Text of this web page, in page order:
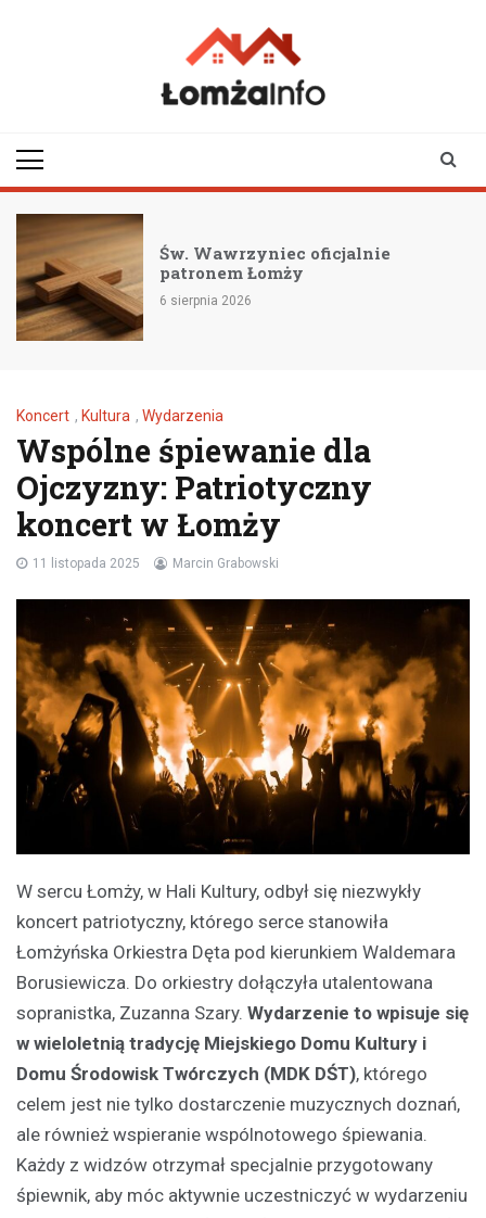
Św. Wawrzyniec oficjalnie
patronem Łomży
6 sierpnia 2026
Koncert , Kultura , Wydarzenia
Wspólne śpiewanie dla
Ojczyzny: Patriotyczny
koncert w Łomży
11 listopada 2025 Marcin Grabowski
W sercu Łomży, w Hali Kultury, odbył się niezwykły
koncert patriotyczny, którego serce stanowiła
Łomżyńska Orkiestra Dęta pod kierunkiem Waldemara
Borusiewicza. Do orkiestry dołączyła utalentowana
sopranistka, Zuzanna Szary. Wydarzenie to wpisuje się
w wieloletnią tradycję Miejskiego Domu Kultury i
Domu Środowisk Twórczych (MDK DŚT), którego
celem jest nie tylko dostarczenie muzycznych doznań,
ale również wspieranie wspólnotowego śpiewania.
Każdy z widzów otrzymał specjalnie przygotowany
śpiewnik, aby móc aktywnie uczestniczyć w wydarzeniu